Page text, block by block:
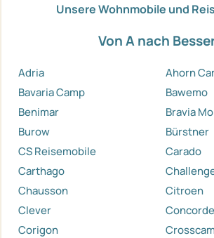
Unsere Wohnmobile und
Von A nach
Adria
Ahorn
Bavaria Camp
Bawemo
Benimar
Bravia
Burow
Bürstner
CS Reisemobile
Carado
Carthago
Chausson
Citroen
Clever
Concorde
Corigon